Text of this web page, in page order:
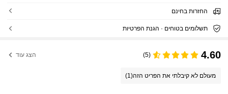
החזרות בחינם
תשלומים בטוחים · הגנת הפרטיות
4.60
(5) הצג עוד
מעולם לא קיבלתי את הפריט הזה(1)